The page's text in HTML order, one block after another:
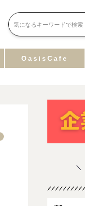
OasisCafe